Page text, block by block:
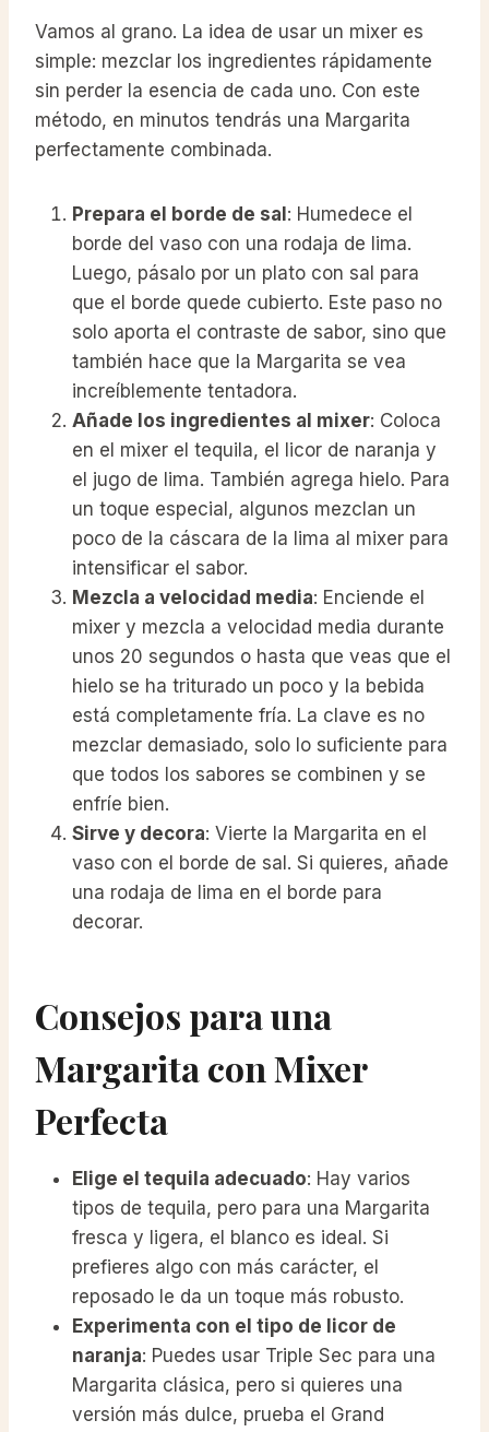
Vamos al grano. La idea de usar un mixer es
simple: mezclar los ingredientes rápidamente
sin perder la esencia de cada uno. Con este
método, en minutos tendrás una Margarita
perfectamente combinada.
Prepara el borde de sal : Humedece el
borde del vaso con una rodaja de lima.
Luego, pásalo por un plato con sal para
que el borde quede cubierto. Este paso no
solo aporta el contraste de sabor, sino que
también hace que la Margarita se vea
increíblemente tentadora.
Añade los ingredientes al mixer: Coloca
en el mixer el tequila, el licor de naranja y
el jugo de lima. También agrega hielo. Para
un toque especial, algunos mezclan un
poco de la cáscara de la lima al mixer para
intensificar el sabor.
Mezcla a velocidad media: Enciende el
mixer y mezcla a velocidad media durante
unos 20 segundos o hasta que veas que el
hielo se ha triturado un poco y la bebida
está completamente fría. La clave es no
mezclar demasiado, solo lo suficiente para
que todos los sabores se combinen y se
enfríe bien.
Sirve y decora: Vierte la Margarita en el
vaso con el borde de sal. Si quieres, añade
una rodaja de lima en el borde para
decorar.
Consejos para una
Margarita con Mixer
Perfecta
Elige el tequila adecuado: Hay varios
tipos de tequila, pero para una Margarita
fresca y ligera, el blanco es ideal. Si
prefieres algo con más carácter, el
reposado le da un toque más robusto.
Experimenta con el tipo de licor de
naranja: Puedes usar Triple Sec para una
Margarita clásica, pero si quieres una
versión más dulce, prueba el Grand